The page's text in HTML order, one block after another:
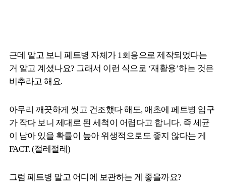
근데 알고 보니 페트병 자체가 1회용으로 제작되었다는
거 알고 계셨나요? 그래서 이런 식으로 ‘재활용’하는 것은
비추라고 해요.
아무리 깨끗하게 씻고 건조했다 해도, 애초에 페트병 입구
가 작다 보니 제대로 된 세척이 어렵다고 합니다. 즉 세균
이 남아 있을 확률이 높아 위생적으로도 좋지 않다는 게
FACT. (절레절레)
그럼 페트병 말고 어디에 보관하는 게 좋을까요?